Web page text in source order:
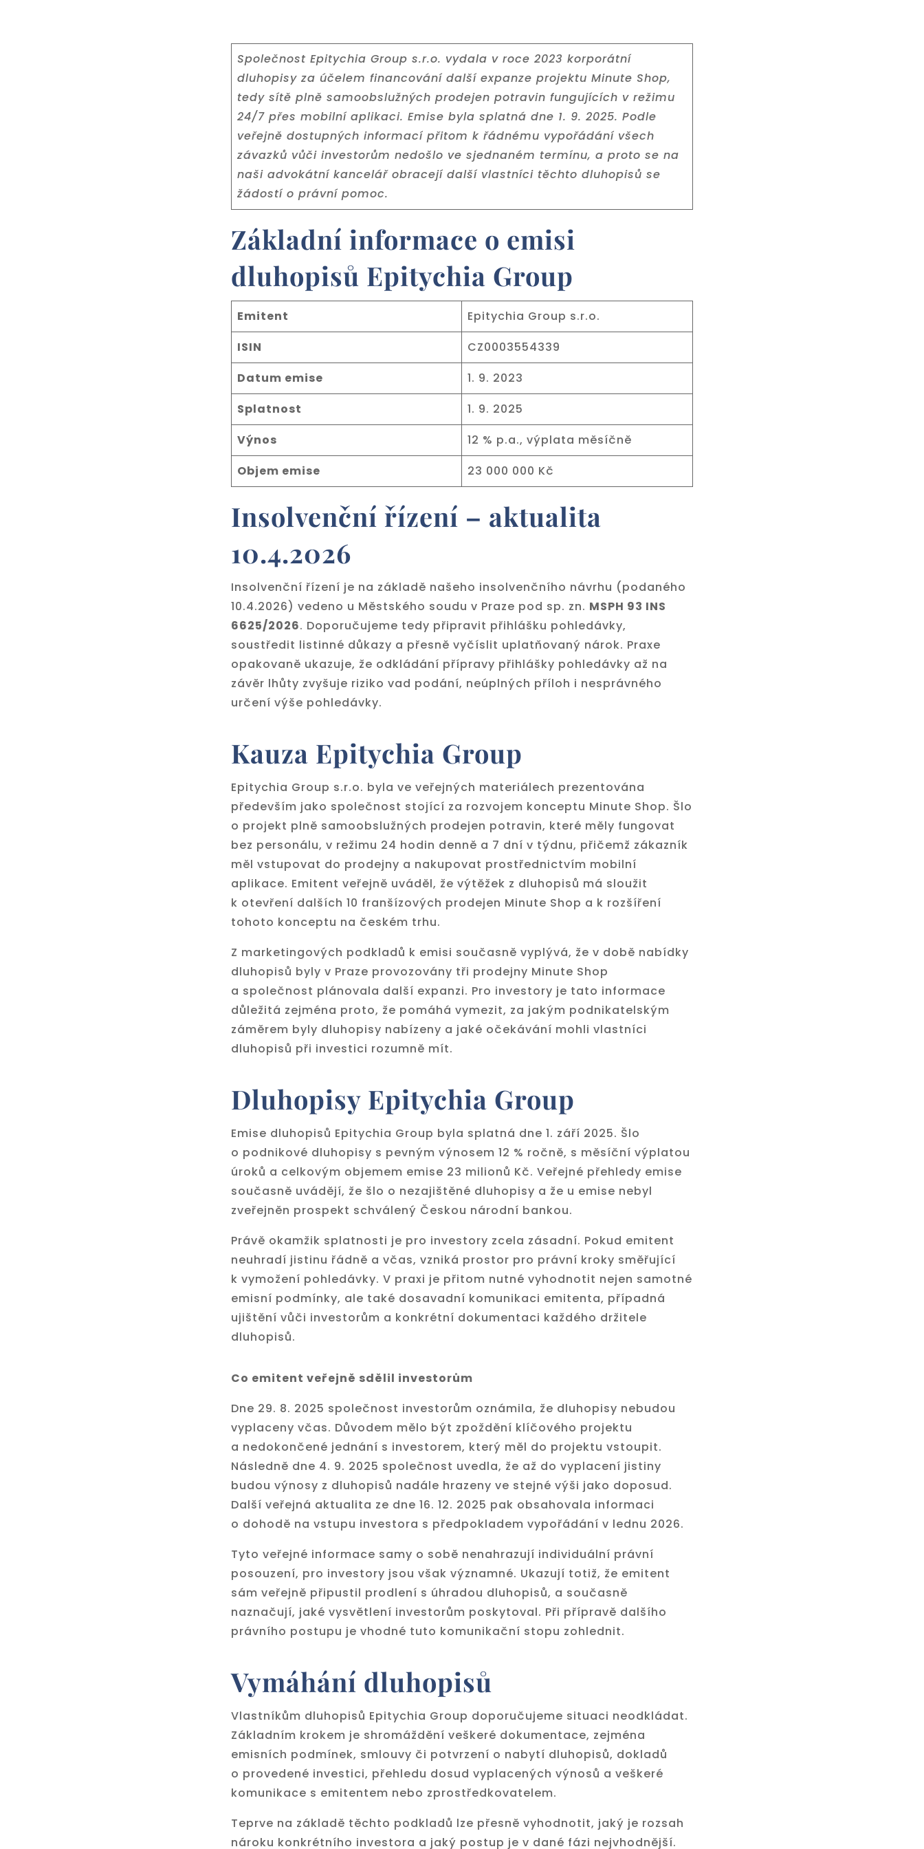
Společnost Epitychia Group s.r.o. vydala v roce 2023 korporátní
dluhopisy za účelem financování další expanze projektu Minute Shop,
tedy sítě plně samoobslužných prodejen potravin fungujících v režimu
24/7 přes mobilní aplikaci. Emise byla splatná dne 1. 9. 2025. Podle
veřejně dostupných informací přitom k řádnému vypořádání všech
závazků vůči investorům nedošlo ve sjednaném termínu, a proto se na
naši advokátní kancelář obracejí další vlastníci těchto dluhopisů se
žádostí o právní pomoc.
Základní informace o emisi
dluhopisů Epitychia Group
Emitent
Epitychia Group s.r.o.
ISIN
CZ0003554339
Datum emise
1. 9. 2023
Splatnost
1. 9. 2025
Výnos
12 % p.a., výplata měsíčně
Objem emise
23 000 000 Kč
Insolvenční řízení – aktualita
10.4.2026
Insolvenční řízení je na základě našeho insolvenčního návrhu (podaného
10.4.2026) vedeno u Městského soudu v Praze pod sp. zn. MSPH 93 INS
6625/2026. Doporučujeme tedy připravit přihlášku pohledávky,
soustředit listinné důkazy a přesně vyčíslit uplatňovaný nárok. Praxe
opakovaně ukazuje, že odkládání přípravy přihlášky pohledávky až na
závěr lhůty zvyšuje riziko vad podání, neúplných příloh i nesprávného
určení výše pohledávky.
Kauza Epitychia Group
Epitychia Group s.r.o. byla ve veřejných materiálech prezentována
především jako společnost stojící za rozvojem konceptu Minute Shop. Šlo
o projekt plně samoobslužných prodejen potravin, které měly fungovat
bez personálu, v režimu 24 hodin denně a 7 dní v týdnu, přičemž zákazník
měl vstupovat do prodejny a nakupovat prostřednictvím mobilní
aplikace. Emitent veřejně uváděl, že výtěžek z dluhopisů má sloužit
k otevření dalších 10 franšízových prodejen Minute Shop a k rozšíření
tohoto konceptu na českém trhu.
Z marketingových podkladů k emisi současně vyplývá, že v době nabídky
dluhopisů byly v Praze provozovány tři prodejny Minute Shop
a společnost plánovala další expanzi. Pro investory je tato informace
důležitá zejména proto, že pomáhá vymezit, za jakým podnikatelským
záměrem byly dluhopisy nabízeny a jaké očekávání mohli vlastníci
dluhopisů při investici rozumně mít.
Dluhopisy Epitychia Group
Emise dluhopisů Epitychia Group byla splatná dne 1. září 2025. Šlo
o podnikové dluhopisy s pevným výnosem 12 % ročně, s měsíční výplatou
úroků a celkovým objemem emise 23 milionů Kč. Veřejné přehledy emise
současně uvádějí, že šlo o nezajištěné dluhopisy a že u emise nebyl
zveřejněn prospekt schválený Českou národní bankou.
Právě okamžik splatnosti je pro investory zcela zásadní. Pokud emitent
neuhradí jistinu řádně a včas, vzniká prostor pro právní kroky směřující
k vymožení pohledávky. V praxi je přitom nutné vyhodnotit nejen samotné
emisní podmínky, ale také dosavadní komunikaci emitenta, případná
ujištění vůči investorům a konkrétní dokumentaci každého držitele
dluhopisů.
Co emitent veřejně sdělil investorům
Dne 29. 8. 2025 společnost investorům oznámila, že dluhopisy nebudou
vyplaceny včas. Důvodem mělo být zpoždění klíčového projektu
a nedokončené jednání s investorem, který měl do projektu vstoupit.
Následně dne 4. 9. 2025 společnost uvedla, že až do vyplacení jistiny
budou výnosy z dluhopisů nadále hrazeny ve stejné výši jako doposud.
Další veřejná aktualita ze dne 16. 12. 2025 pak obsahovala informaci
o dohodě na vstupu investora s předpokladem vypořádání v lednu 2026.
Tyto veřejné informace samy o sobě nenahrazují individuální právní
posouzení, pro investory jsou však významné. Ukazují totiž, že emitent
sám veřejně připustil prodlení s úhradou dluhopisů, a současně
naznačují, jaké vysvětlení investorům poskytoval. Při přípravě dalšího
právního postupu je vhodné tuto komunikační stopu zohlednit.
Vymáhání dluhopisů
Vlastníkům dluhopisů Epitychia Group doporučujeme situaci neodkládat.
Základním krokem je shromáždění veškeré dokumentace, zejména
emisních podmínek, smlouvy či potvrzení o nabytí dluhopisů, dokladů
o provedené investici, přehledu dosud vyplacených výnosů a veškeré
komunikace s emitentem nebo zprostředkovatelem.
Teprve na základě těchto podkladů lze přesně vyhodnotit, jaký je rozsah
nároku konkrétního investora a jaký postup je v dané fázi nejvhodnější.